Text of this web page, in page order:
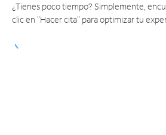
¿Tienes poco tiempo? Simplemente,
clic en "Hacer cita" para optimizar tu